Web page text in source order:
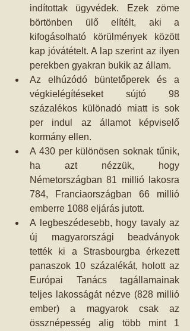
indítottak ügyvédek. Ezek zöme
börtönben ülő elítélt, aki a
kifogásolható körülmények között
kap jóvátételt. A lap szerint az ilyen
perekben gyakran bukik az állam.
Az elhúzódó büntetőperek és a
végkielégítéseket sújtó 98
százalékos különadó miatt is sok
per indul az államot képviselő
kormány ellen.
A 430 per különösen soknak tűnik,
ha azt nézzük, hogy
Németországban 81 millió lakosra
784, Franciaországban 66 millió
emberre 1088 eljárás jutott.
A legbeszédesebb, hogy tavaly az
új magyarországi beadványok
tették ki a Strasbourgba érkezett
panaszok 10 százalékát, holott az
Európai Tanács tagállamainak
teljes lakosságát nézve (828 millió
ember) a magyarok csak az
össznépesség alig több mint 1